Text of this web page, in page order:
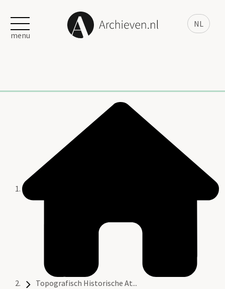
NL
menu
Topografisch Historische At...